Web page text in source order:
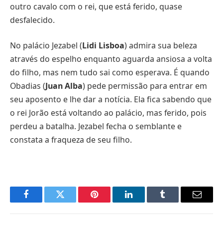
outro cavalo com o rei, que está ferido, quase
desfalecido.
No palácio Jezabel (Lidi Lisboa) admira sua beleza
através do espelho enquanto aguarda ansiosa a volta
do filho, mas nem tudo sai como esperava. É quando
Obadias (Juan Alba) pede permissão para entrar em
seu aposento e lhe dar a notícia. Ela fica sabendo que
o rei Jorão está voltando ao palácio, mas ferido, pois
perdeu a batalha. Jezabel fecha o semblante e
constata a fraqueza de seu filho.
FacebookTwitter Pinterest LinkedInTumblr
E-